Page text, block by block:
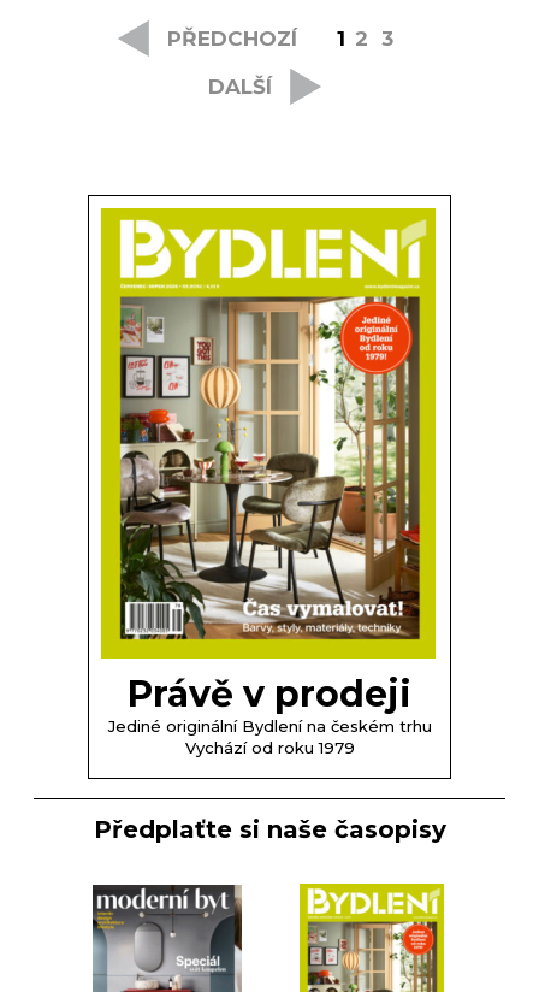
PŘEDCHOZÍ 1 2 3
DALŠÍ
Právě v prodeji
Jediné originální Bydlení na českém trhu
Vychází od roku 1979
Předplaťte si naše časopisy